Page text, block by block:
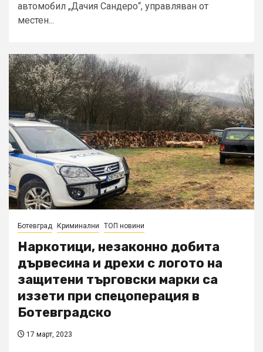
автомобил „Дачия Сандеро“, управляван от
местен...
Ботевград Криминални ТОП новини
Наркотици, незаконно добита
дървесина и дрехи с логото на
защитени търговски марки са
иззети при спецоперация в
Ботевградско
17 март, 2023